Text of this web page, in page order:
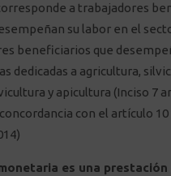
a trabajadores
su labor en el
beneficiarios que
dedicadas a agricultura,
y apicultura (Inciso 7
con el artículo 10
es una prestación